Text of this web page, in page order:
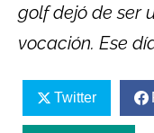
golf dejó de ser
vocación. Ese
Twitter